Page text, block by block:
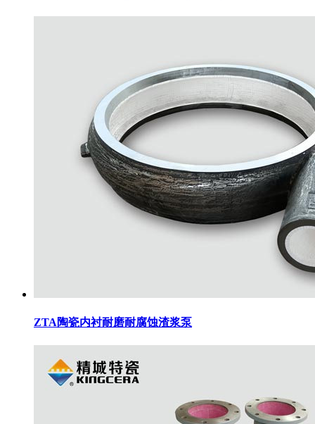
ZTA陶瓷内衬耐磨耐腐蚀渣浆泵